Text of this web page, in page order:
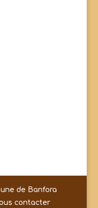
de Banfora
contacter